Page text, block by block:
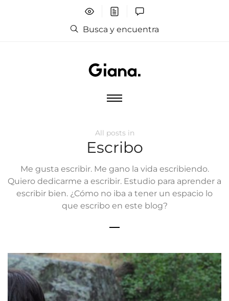
Busca y encuentra
All posts in
Escribo
Me gusta escribir. Me gano la vida escribiendo.
Quiero dedicarme a escribir. Estudio para aprender a
escribir bien. ¿Cómo no iba a tener un espacio lo
que escribo en este blog?